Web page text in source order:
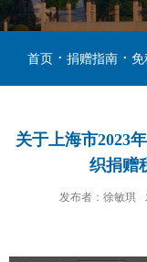
首页 . 捐赠指南 . 免
关于上海市2023
织捐赠
发布者：徐敏琪